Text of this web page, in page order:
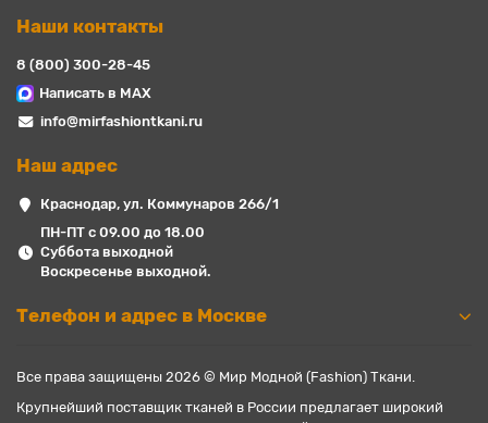
Наши контакты
8 (800) 300-28-45
Написать в MAX
info@mirfashiontkani.ru
Наш адрес
Краснодар, ул. Коммунаров 266/1
ПН-ПТ с 09.00 до 18.00
Суббота выходной
Воскресенье выходной.
Телефон и адрес в Москве
Все права защищены 2026 © Мир Модной (Fashion) Ткани.
Крупнейший поставщик тканей в России предлагает широкий